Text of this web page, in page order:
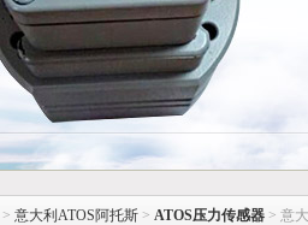
> 意大利ATOS阿托斯 > ATOS压力传感器 > 意